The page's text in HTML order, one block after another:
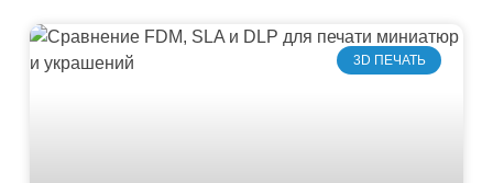
3D ПЕЧАТЬ